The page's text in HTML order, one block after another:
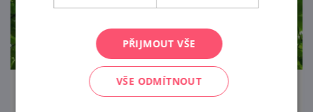
Zpřístupnění kaple sv. Floriána
PŘIJMOUT VŠE
VŠE ODMÍTNOUT